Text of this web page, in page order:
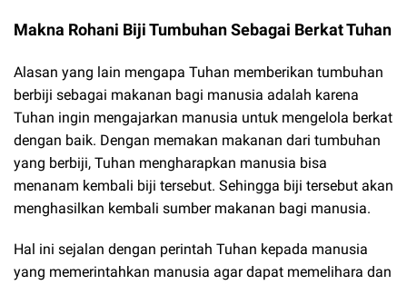
Makna Rohani Biji Tumbuhan Sebagai Berkat Tuhan
Alasan yang lain mengapa Tuhan memberikan tumbuhan
berbiji sebagai makanan bagi manusia adalah karena
Tuhan ingin mengajarkan manusia untuk mengelola berkat
dengan baik. Dengan memakan makanan dari tumbuhan
yang berbiji, Tuhan mengharapkan manusia bisa
menanam kembali biji tersebut. Sehingga biji tersebut akan
menghasilkan kembali sumber makanan bagi manusia.
Hal ini sejalan dengan perintah Tuhan kepada manusia
yang memerintahkan manusia agar dapat memelihara dan